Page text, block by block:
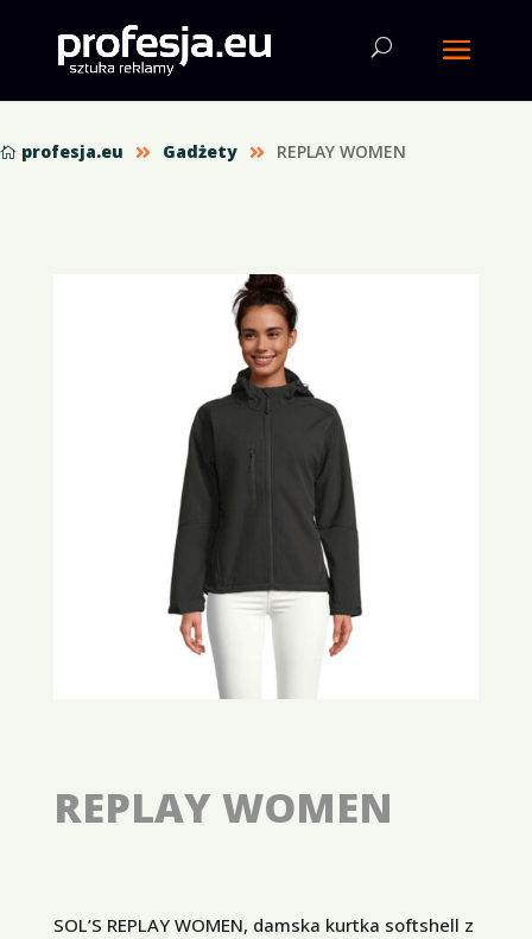
 profesja.eu  Gadżety  REPLAY WOMEN
REPLAY WOMEN
SOL’S REPLAY WOMEN, damska kurtka softshell z